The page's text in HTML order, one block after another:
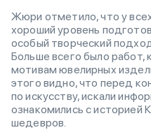
Жюри отметило, что у
хороший уровень
особый творческий
Больше всего было работ,
мотивам ювелирных
этого видно, что перед
по искусству, искали
ознакомились с историей
шедевров.